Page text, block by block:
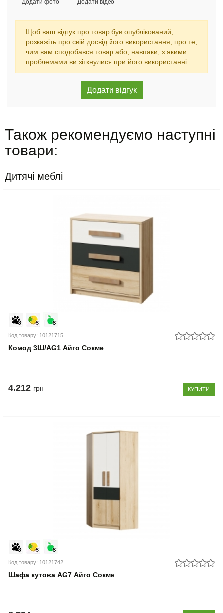
Додати фото Додати відео
Щоб ваш відгук про товар був опублікований,
розкажіть про свій досвід його використання, про те,
чим вам сподобався товар або, навпаки, з якими
проблемами ви зіткнулися при його використанні.
Також рекомендуємо наступні
товари:
Дитячі меблі
Код товару: 10121715
Комод 3Ш/AG1 Айго Сокме
4.212 грн КУПИТИ
Код товару: 10121742
Шафа кутова AG7 Айго Сокме